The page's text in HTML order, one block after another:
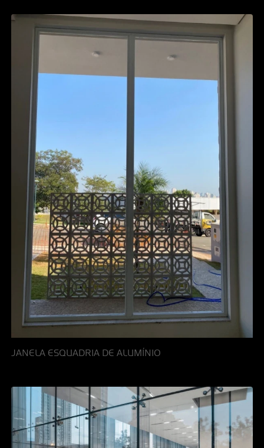
JANELA ESQUADRIA DE ALUMÍNIO